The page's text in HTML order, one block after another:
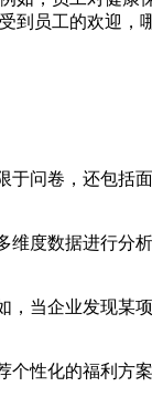
员工的欢迎
问卷，还包括
度数据进行分
当企业发现
性化的福利方